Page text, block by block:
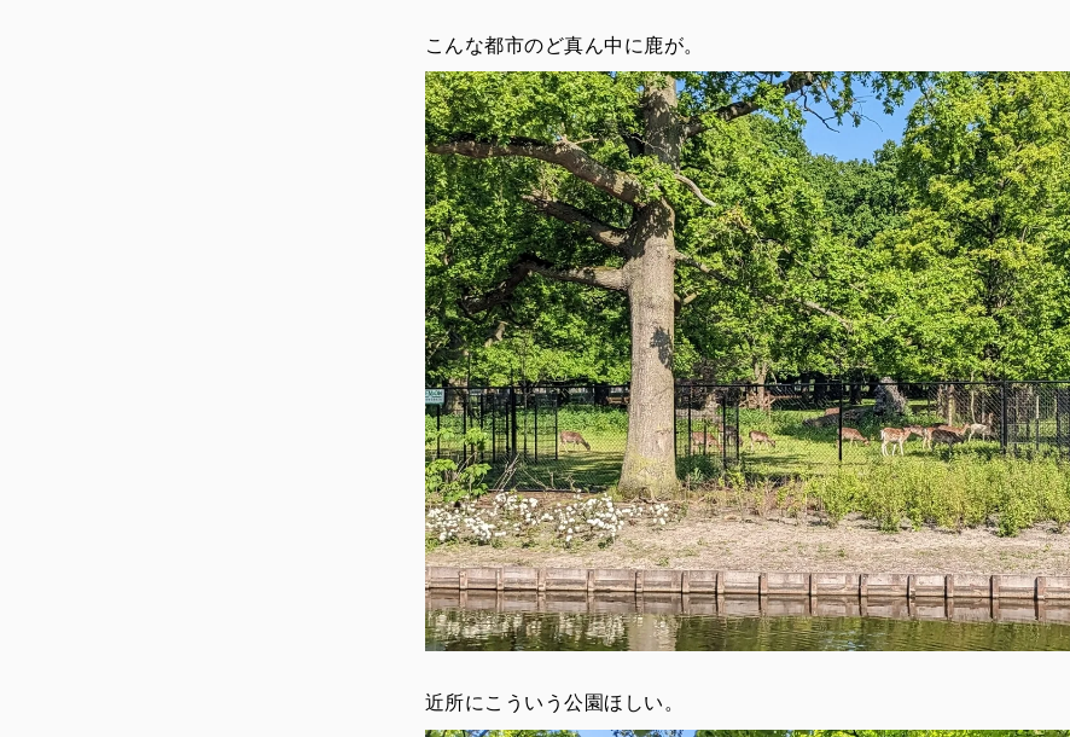
こんな都市のど真ん中に鹿が。
近所にこういう公園ほしい。